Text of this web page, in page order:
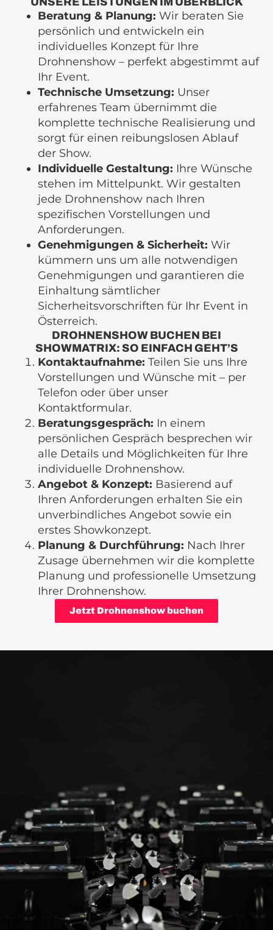
Beratung & Planung: Wir beraten Sie
persönlich und entwickeln ein
individuelles Konzept für Ihre
Drohnenshow – perfekt abgestimmt auf
Ihr Event.
Technische Umsetzung: Unser
erfahrenes Team übernimmt die
komplette technische Realisierung und
sorgt für einen reibungslosen Ablauf
der Show.
Individuelle Gestaltung: Ihre Wünsche
stehen im Mittelpunkt. Wir gestalten
jede Drohnenshow nach Ihren
spezifischen Vorstellungen und
Anforderungen.
Genehmigungen & Sicherheit: Wir
kümmern uns um alle notwendigen
Genehmigungen und garantieren die
Einhaltung sämtlicher
Sicherheitsvorschriften für Ihr Event in
Österreich.
DROHNENSHOW BUCHEN BEI
SHOWMATRIX: SO EINFACH GEHT’S
Kontaktaufnahme: Teilen Sie uns Ihre
Vorstellungen und Wünsche mit – per
Telefon oder über unser
Kontaktformular.
Beratungsgespräch: In einem
persönlichen Gespräch besprechen wir
alle Details und Möglichkeiten für Ihre
individuelle Drohnenshow.
Angebot & Konzept: Basierend auf
Ihren Anforderungen erhalten Sie ein
unverbindliches Angebot sowie ein
erstes Showkonzept.
Planung & Durchführung: Nach Ihrer
Zusage übernehmen wir die komplette
Planung und professionelle Umsetzung
Ihrer Drohnenshow.
Jetzt Drohnenshow buchen